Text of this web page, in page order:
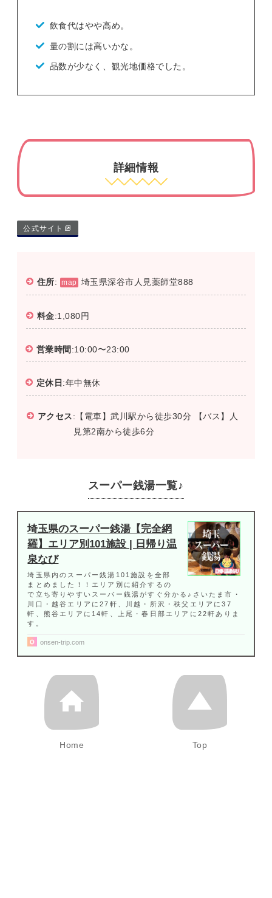
飲食代はやや高め。
量の割には高いかな。
品数が少なく、観光地価格でした。
詳細情報
公式サイト
住所: map 埼玉県深谷市人見薬師堂888
料金:1,080円
営業時間 :10:00〜23:00
定休日 :年中無休
アクセス:【電車】武川駅から徒歩30分 【バス】人
見第2南から徒歩6分
スーパー銭湯一覧♪
埼玉県のスーパー銭湯【完全網
羅】エリア別101施設 | 日帰り温
泉なび
埼玉県内のスーパー銭湯101施設を全部
まとめました！！エリア別に紹介するの
で立ち寄りやすいスーパー銭湯がすぐ分かる♪さいたま市・
川口・越谷エリアに27軒、川越・所沢・秩父エリアに37
軒、熊谷エリアに14軒、上尾・春日部エリアに22軒ありま
す。
onsen-trip.com
Home Top